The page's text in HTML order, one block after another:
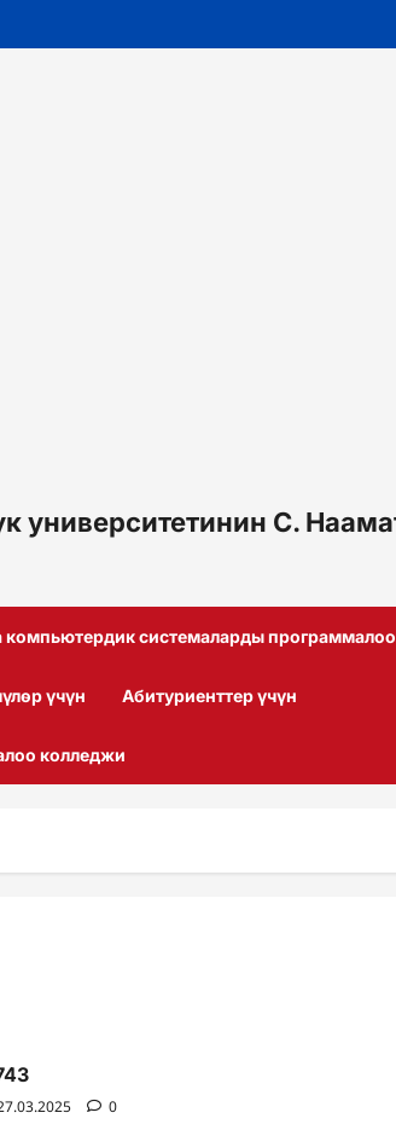
университетинин С.
компьютердик системаларды
үчүн Абитуриенттер үчүн
колледжи
0